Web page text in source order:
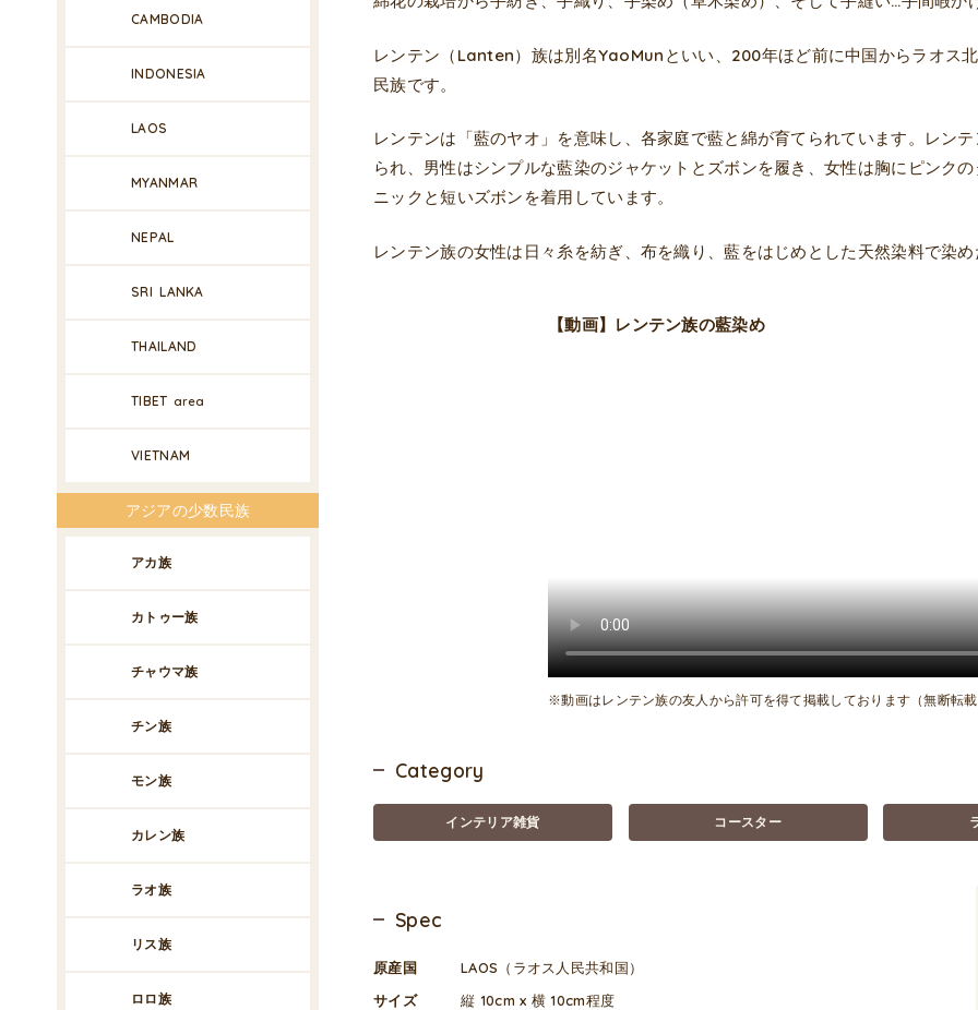
レンテン（Lanten）族は別名YaoMunといい、200年ほど前に中国からラオス
民族です。
レンテンは「藍のヤオ」を意味し、各家庭で藍と綿が育てられています。レン
られ、男性はシンプルな藍染のジャケットとズボンを履き、女性は胸にピンク
ニックと短いズボンを着用しています。
レンテン族の女性は日々糸を紡ぎ、布を織り、藍をはじめとした天然染料で染
【動画】レンテン族の藍染め
※動画はレンテン族の友人から許可を得て掲載しております（無断転
Category
インテリア雑貨 コースター
Spec
原産国
LAOS（ラオス人民共和国）
サイズ
縦 10cm x 横 10cm程度
CAMBODIA
INDONESIA
LAOS
MYANMAR
NEPAL
SRI LANKA
THAILAND
TIBET area
VIETNAM
アジアの少数民族
アカ族
カトゥー族
チャウマ族
チン族
モン族
カレン族
ラオ族
リス族
ロロ族